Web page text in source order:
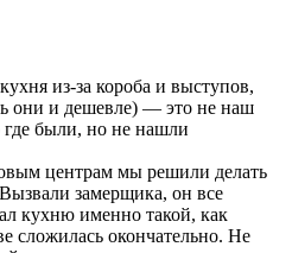
из-за короба и выступов,
они и дешевле) — это не наш
были, но не нашли
центрам мы решили делать
замерщика, он все
кухню именно такой, как
сложилась окончательно. Не